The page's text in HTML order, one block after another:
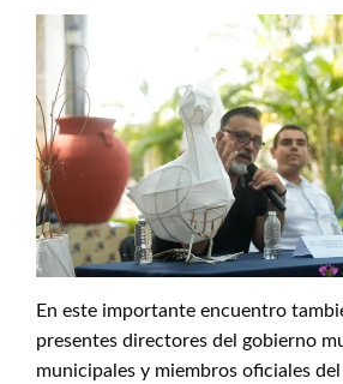
En este importante encuentro
presentes directores del gobierno
municipales y miembros oficiales